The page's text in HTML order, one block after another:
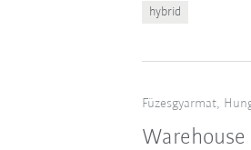
hybrid
Füzesgyarmat,